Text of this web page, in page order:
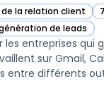
de la relation client
de leads
les entreprises
sur Gmail,
entre différents